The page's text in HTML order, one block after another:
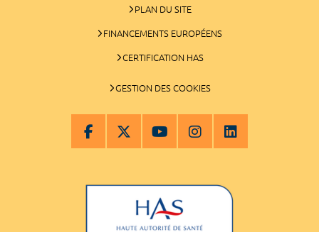
PLAN DU SITE
FINANCEMENTS EUROPÉENS
CERTIFICATION HAS
GESTION DES COOKIES